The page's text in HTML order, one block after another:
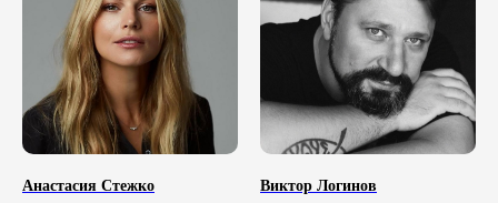
Анастасия Стежко Виктор Логинов